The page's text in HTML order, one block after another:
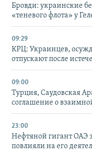
Бровди: украинские
«теневого флота» у
09:29
КРЦ: Украинцев,
отпускают после
09:00
Турция, Саудовская
соглашение о
23:00
Нефтяной гигант ОАЭ
повлияли на его